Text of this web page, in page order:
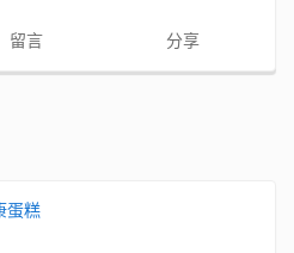
留言 分享
蛋糕